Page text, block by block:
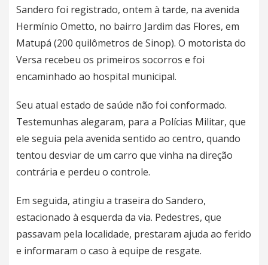
Sandero foi registrado, ontem à tarde, na avenida
Hermínio Ometto, no bairro Jardim das Flores, em
Matupá (200 quilômetros de Sinop). O motorista do
Versa recebeu os primeiros socorros e foi
encaminhado ao hospital municipal.
Seu atual estado de saúde não foi conformado.
Testemunhas alegaram, para a Polícias Militar, que
ele seguia pela avenida sentido ao centro, quando
tentou desviar de um carro que vinha na direção
contrária e perdeu o controle.
Em seguida, atingiu a traseira do Sandero,
estacionado à esquerda da via. Pedestres, que
passavam pela localidade, prestaram ajuda ao ferido
e informaram o caso à equipe de resgate.